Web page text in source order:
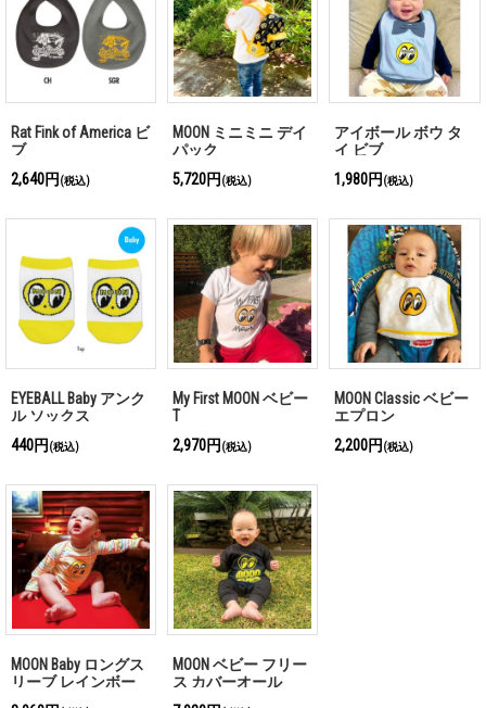
Rat Fink of America ビ
ブ
2,640円 (税込)
MOON ミニミニ デイ
パック
5,720円 (税込)
アイボール ボウ タ
イ ビブ
1,980円 (税込)
EYEBALL Baby アンク
ル ソックス
440円 (税込)
My First MOON ベビー
T
2,970円 (税込)
MOON Classic ベビー
エプロン
2,200円 (税込)
MOON Baby ロングス
リーブ レインボー
ボディスーツ
MOON ベビー フリー
ス カバーオール